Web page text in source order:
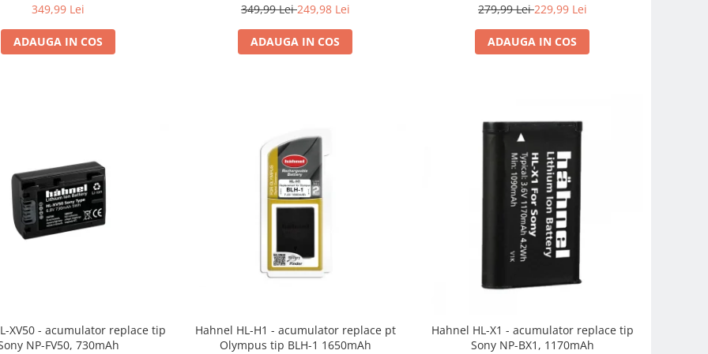
349,99 Lei
ADAUGA IN COS
349,99 Lei249,98 Lei
ADAUGA IN COS
279,99 Lei229,99 Lei
ADAUGA IN COS
XV50 - acumulator replace tip
NP-FV50, 730mAh
Hahnel HL-H1 - acumulator replace pt
Olympus tip BLH-1 1650mAh
Hahnel HL-X1 - acumulator replace tip
Sony NP-BX1, 1170mAh